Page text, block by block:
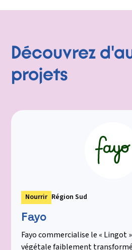
Découvrez
projets
Nourrir Région Sud
Fayo
Fayo commercialise le « Lingot
végétale faiblement